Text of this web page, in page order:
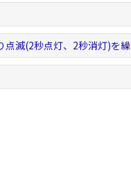
滅(2秒点灯、2秒消灯)を繰